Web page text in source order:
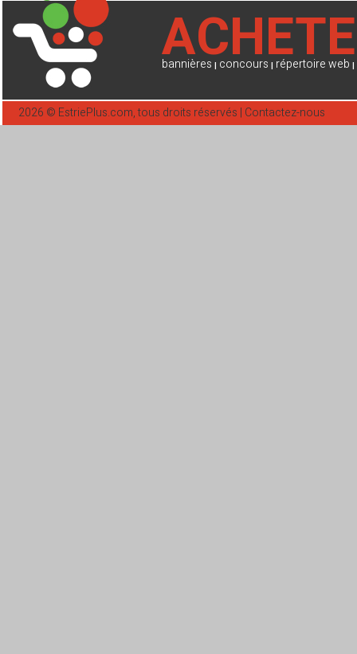
bannières | concours | répertoire web |
2026 © EstriePlus.com, tous droits réservés | Contactez-nous